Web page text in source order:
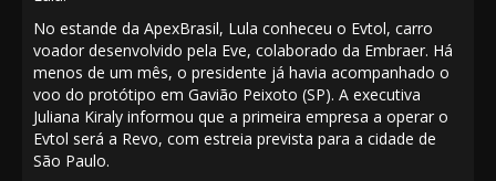
No estande da ApexBrasil, Lula conheceu o Evtol, carro
voador desenvolvido pela Eve, colaborado da Embraer. Há
menos de um mês, o presidente já havia acompanhado o
voo do protótipo em Gavião Peixoto (SP). A executiva
Juliana Kiraly informou que a primeira empresa a operar o
Evtol será a Revo, com estreia prevista para a cidade de
São Paulo.